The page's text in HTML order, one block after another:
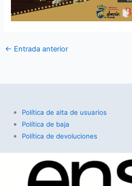
← Entrada anterior
Política de alta de usuarios
Política de baja
Política de devoluciones